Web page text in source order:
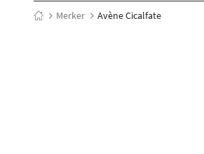
Merker Avène Cicalfate